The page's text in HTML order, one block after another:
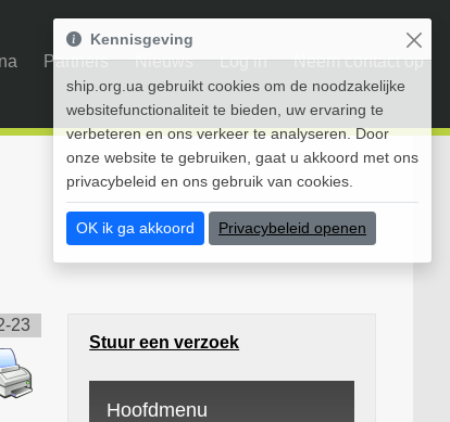
Partners Nieuws Log in Neem contact op
23
Stuur een verzoek
Hoofdmenu
Kennisgeving
ship.org.ua gebruikt cookies om de noodzakelijke
websitefunctionaliteit te bieden, uw ervaring te
verbeteren en ons verkeer te analyseren. Door
onze website te gebruiken, gaat u akkoord met ons
privacybeleid en ons gebruik van cookies.
OK ik ga akkoord Privacybeleid openen